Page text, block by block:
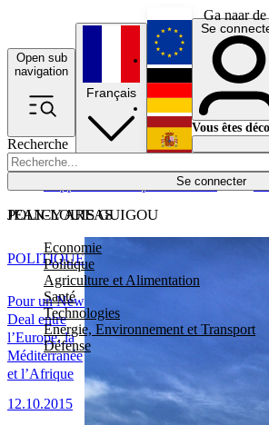
Ga naar
Open sub
navigation
Recherche
Se connecter
POLICY AREAS
Economie
Politique
Agriculture et Alimentation
Santé
Technologies
Energie, Environnement et Transport
Défense
Économie
Français
English
Deutsch
Español
Se
Vous êtes
JEAN-LOUIS GUIGOU
Pour un New
Deal entre
l’Europe, la
Méditerranée
et l’Afrique
12.10.2015
POLITIQUE